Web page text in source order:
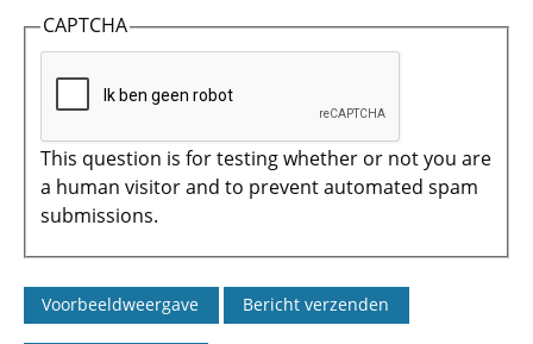
CAPTCHA
This question is for testing whether or not you are
a human visitor and to prevent automated spam
submissions.